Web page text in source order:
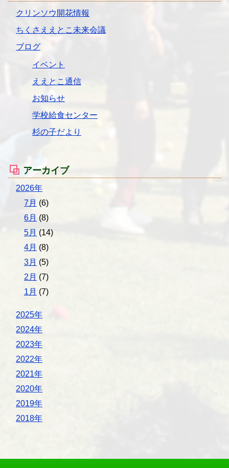
クリンソウ開花情報
ちくさええとこ未来会議
ブログ
イベント
ええとこ通信
お知らせ
学校給食センター
杉の子だより
アーカイブ
2026年
7月 (6)
6月 (8)
5月 (14)
4月 (8)
3月 (5)
2月 (7)
1月 (7)
2025年
2024年
2023年
2022年
2021年
2020年
2019年
2018年